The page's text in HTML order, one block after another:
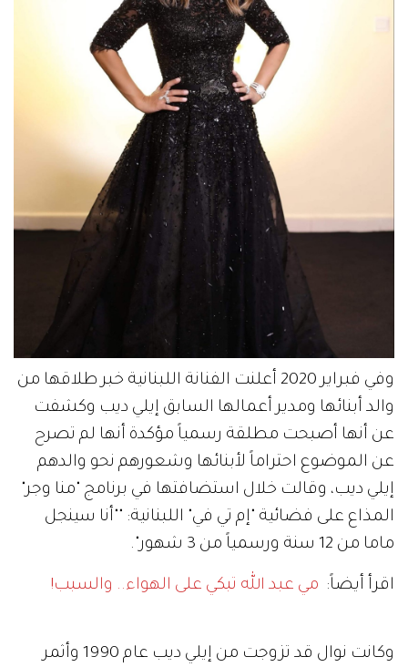
وفي فبراير 2020 أعلنت الفنانة اللبنانية خبر طلاقها من
والد أبنائها ومدير أعمالها السابق إيلي ديب وكشفت
عن أنها أصبحت مطلقة رسمياً مؤكدة أنها لم تصرح
عن الموضوع احتراماً لأبنائها وشعورهم نحو والدهم
إيلي ديب، وقالت خلال استضافتها في برنامج "منا وجر"
المذاع على فضائية "إم تي في" اللبنانية: ""أنا سينجل
ماما من 12 سنة ورسمياً من 3 شهور".
اقرأ أيضاً: مي عبد الله تبكي على الهواء.. والسبب!
وكانت نوال قد تزوجت من إيلي ديب عام 1990 وأثمر